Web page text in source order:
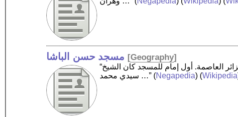
مسجد حسن الباشا [Geography]
“مسجد حسن الباشا هو أحد مساجد وهران شيد عام 1797 في عهد الباي محمد الكبير بأمر من بابا حسن باشا الجزائر العاصمة. أول إمام للمسجد كان الشيخ
سيدي محمد …” (Negapedia) (Wikipedia